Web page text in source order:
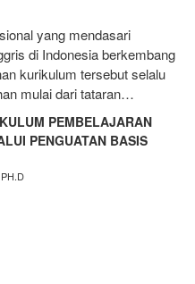
yang mendasari
di Indonesia berkembang
kurikulum tersebut selalu
mulai dari tataran…
PEMBELAJARAN
PENGUATAN BASIS